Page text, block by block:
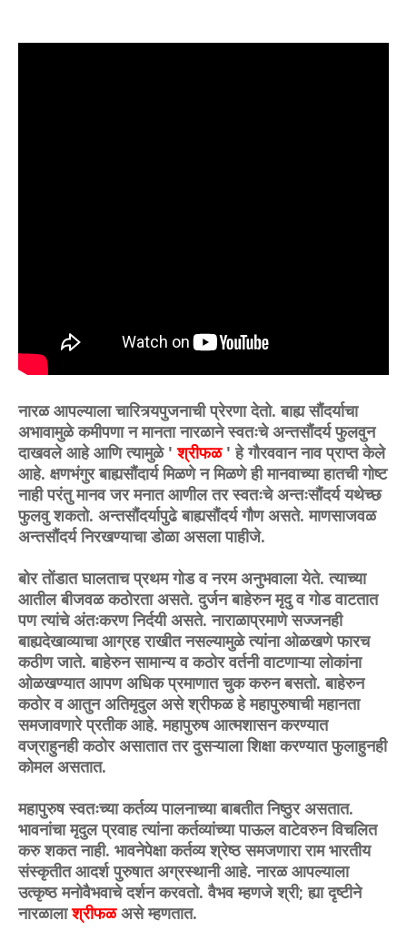
नारळ आपल्याला चारित्र्यपुजनाची प्रेरणा देतो. बाह्य सौंदर्याचा
अभावामुळे कमीपणा न मानता नारळाने स्वतःचे अन्तसौंदर्य फुलवुन
दाखवले आहे आणि त्यामुळे 'श्रीफळ' हे गौरववान नाव प्राप्त केले
आहे. क्षणभंगुर बाह्यसौंदार्य मिळणे न मिळणे ही मानवाच्या हातची गोष्ट
नाही परंतु मानव जर मनात आणील तर स्वतःचे अन्तःसौंदर्य यथेच्छ
फुलवु शकतो. अन्तसौंदर्यापुढे बाह्यसौंदर्य गौण असते. माणसाजवळ
अन्तसौंदर्य निरखण्याचा डोळा असला पाहीजे.
बोर तोंडात घालताच प्रथम गोड व नरम अनुभवाला येते. त्याच्या
आतील बीजवळ कठोरता असते. दुर्जन बाहेरुन मृदु व गोड वाटतात
पण त्यांचे अंतःकरण निर्दयी असते. नाराळाप्रमाणे सज्जनही
बाह्यदेखाव्याचा आग्रह राखीत नसल्यामुळे त्यांना ओळखणे फारच
कठीण जाते. बाहेरुन सामान्य व कठोर वर्तनी वाटणाऱ्या लोकांना
ओळखण्यात आपण अधिक प्रमाणात चुक करुन बसतो. बाहेरुन
कठोर व आतुन अतिमृदुल असे श्रीफळ हे महापुरुषाची महानता
समजावणारे प्रतीक आहे. महापुरुष आत्मशासन करण्यात
वज्राहुनही कठोर असातात तर दुसऱ्याला शिक्षा करण्यात फुलाहुनही
कोमल असतात.
महापुरुष स्वतःच्या कर्तव्य पालनाच्या बाबतीत निष्ठुर असतात.
भावनांचा मृदुल प्रवाह त्यांना कर्तव्यांच्या पाऊल वाटेवरुन विचलित
करु शकत नाही. भावनेपेक्षा कर्तव्य श्रेष्ठ समजणारा राम भारतीय
संस्कृतीत आदर्श पुरुषात अग्रस्थानी आहे. नारळ आपल्याला
उत्कृष्ठ मनोवैभवाचे दर्शन करवतो. वैभव म्हणजे श्री; ह्या दृष्टीने
नारळालाश्रीफळअसे म्हणतात.